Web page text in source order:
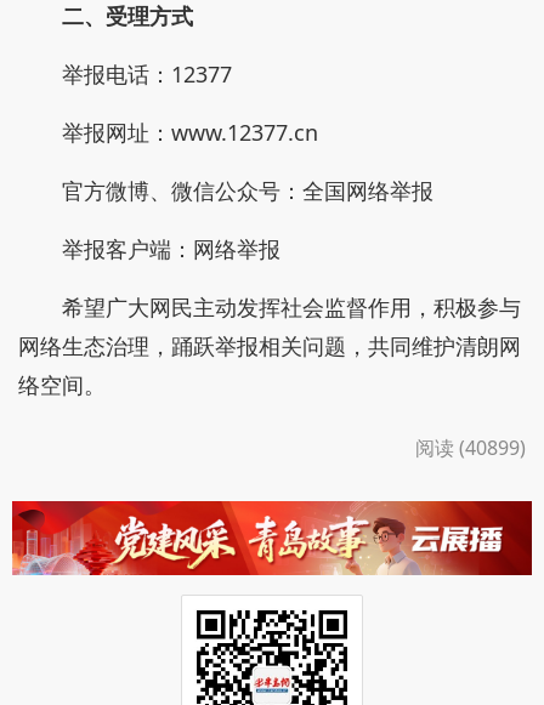
二、受理方式
举报电话：12377
举报网址：www.12377.cn
官方微博、微信公众号：全国网络举报
举报客户端：网络举报
希望广大网民主动发挥社会监督作用，积极参与
网络生态治理，踊跃举报相关问题，共同维护清朗网
络空间。
阅读 (40899)